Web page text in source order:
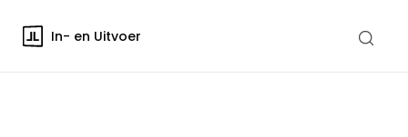
In- en Uitvoer